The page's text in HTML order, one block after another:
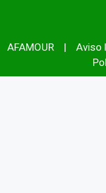
AFAMOUR | Aviso